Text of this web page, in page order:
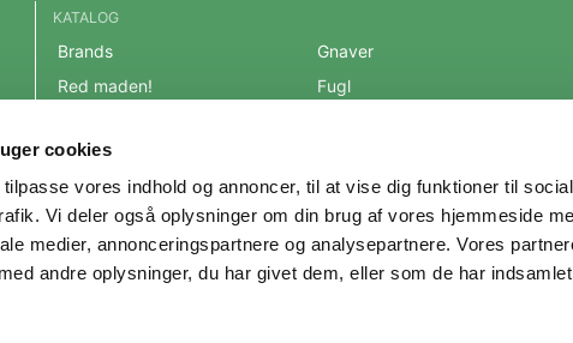
cookies
vores indhold og annoncer, til at vise dig funktioner til
Vi deler også oplysninger om din brug af vores hjemmeside
medier, annonceringspartnere og analysepartnere. Vores
andre oplysninger, du har givet dem, eller som de har
KATALOG
Brands
Red maden!
Mest populære varer
OUTLET
Hund
Kat
Gnaver
Fugl
Hest
Andre Dyr
Veterinærfoder